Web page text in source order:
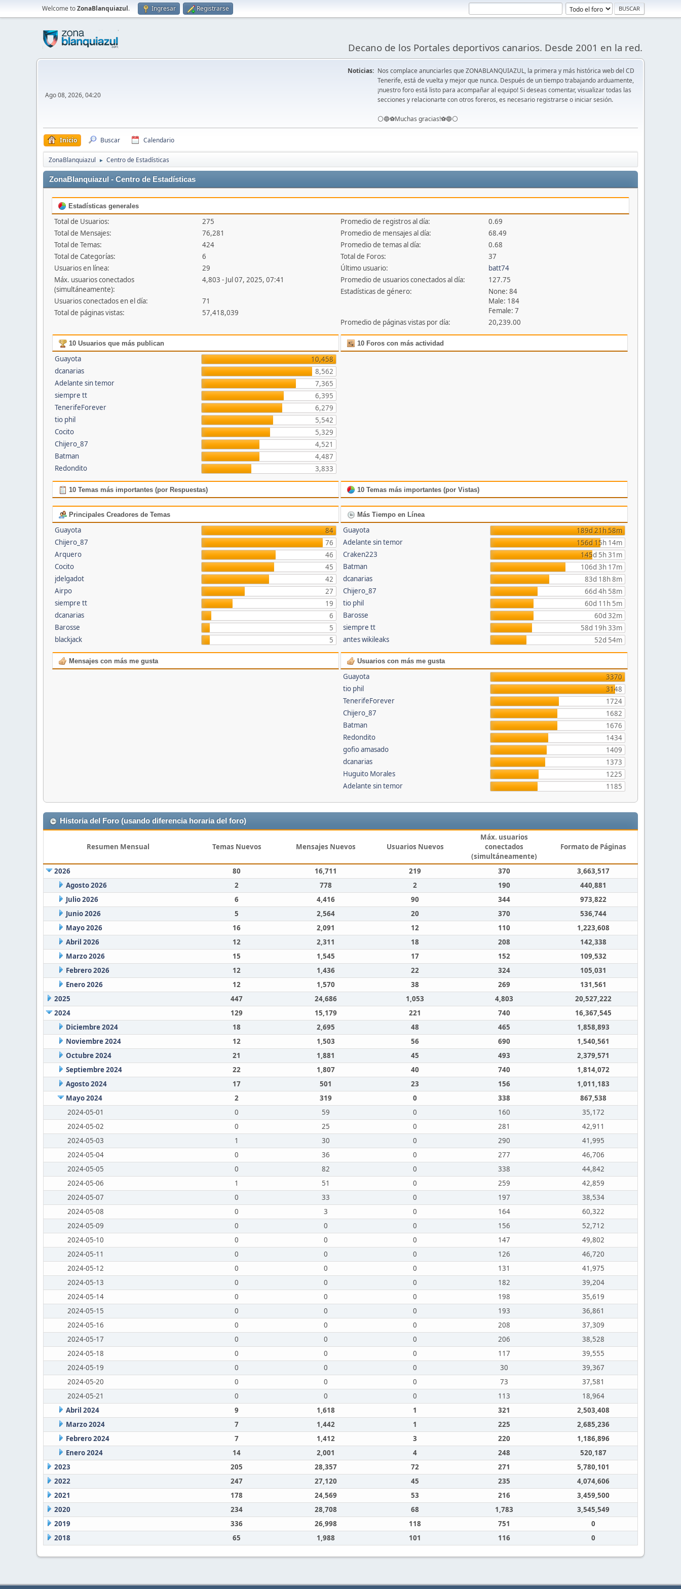
Welcome toZonaBlanquiazul. Ingresar Registrarse
Decano de los Portales deportivos canarios. Desde 2001 en la red.
Ago 08, 2026, 04:20
Noticias: Nos complace anunciarles que ZONABLANQUIAZUL, la primera y más histórica web del CD
Tenerife, está de vuelta y mejor que nunca. Después de un tiempo trabajando arduamente,
¡nuestro foro está listo para acompañar al equipo! Si deseas comentar, visualizar todas las
secciones y relacionarte con otros foreros, es necesario registrarse o iniciar sesión.
⚪️🔵⚽️Muchas gracias!⚽️🔵⚪️
Inicio Buscar Calendario
ZonaBlanquiazul ► Centro de Estadísticas
ZonaBlanquiazul - Centro de Estadísticas
Estadísticas generales
Total de Usuarios:
275
Total de Mensajes:
76,281
Total de Temas:
424
Total de Categorías:
6
Usuarios en línea:
29
Máx. usuarios conectados
(simultáneamente):
4,803 - Jul 07, 2025, 07:41
Usuarios conectados en el día:
71
Total de páginas vistas:
57,418,039
Promedio de registros al día:
0.69
Promedio de mensajes al día:
68.49
Promedio de temas al día:
0.68
Total de Foros:
37
Último usuario:
batt74
Promedio de usuarios conectados al día:
127.75
Estadísticas de género:
None: 84
Male: 184
Female: 7
Promedio de páginas vistas por día:
20,239.00
10 Usuarios que más publican
Guayota
10,458
dcanarias
8,562
Adelante sin temor
7,365
siempre tt
6,395
TenerifeForever
6,279
tio phil
5,542
Cocito
5,329
Chijero_87
4,521
Batman
4,487
Redondito
3,833
10 Foros con más actividad
10 Temas más importantes (por Respuestas) 10 Temas más importantes (por Vistas)
Principales Creadores de Temas
Guayota
84
Chijero_87
76
Arquero
46
Cocito
45
jdelgadot
42
Airpo
27
siempre tt
19
dcanarias
6
Barosse
5
blackjack
5
Más Tiempo en Línea
Guayota
189d 21h 58m
Adelante sin temor
156d 15h 14m
Craken223
145d 5h 31m
Batman
106d 3h 17m
dcanarias
83d 18h 8m
Chijero_87
66d 4h 58m
tio phil
60d 11h 5m
Barosse
60d 32m
siempre tt
58d 19h 33m
antes wikileaks
52d 54m
Mensajes con más me gusta Usuarios con más me gusta
Guayota
3370
tio phil
3148
TenerifeForever
1724
Chijero_87
1682
Batman
1676
Redondito
1434
gofio amasado
1409
dcanarias
1373
Huguito Morales
1225
Adelante sin temor
1185
Historia del Foro (usando diferencia horaria del foro)
Resumen Mensual Temas Nuevos Mensajes Nuevos Usuarios Nuevos
Máx. usuarios
conectados
(simultáneamente)
Formato de Páginas
2026 80 16,711 219 370
3,663,517
Agosto 2026
2 778 2 190
440,881
Julio 2026
6 4,416 90 344
973,822
Junio 2026
5 2,564 20 370
536,744
Mayo 2026
16 2,091 12 110
1,223,608
Abril 2026
12 2,311 18 208
142,338
Marzo 2026
15 1,545 17 152
109,532
Febrero 2026
12 1,436 22 324
105,031
Enero 2026
12 1,570 38 269
131,561
2025
447 24,686 1,053 4,803
20,527,222
2024
129 15,179 221 740
16,367,545
Diciembre 2024
18 2,695 48 465
1,858,893
Noviembre 2024
12 1,503 56 690
1,540,561
Octubre 2024
21 1,881 45 493
2,379,571
Septiembre 2024
22 1,807 40 740
1,814,072
Agosto 2024
17 501 23 156
1,011,183
Mayo 2024
2 319 0 338
867,538
2024-05-01
0 59 0 160
35,172
2024-05-02
0 25 0 281
42,911
2024-05-03
1 30 0 290
41,995
2024-05-04
0 36 0 277
46,706
2024-05-05
0 82 0 338
44,842
2024-05-06
1 51 0 259
42,859
2024-05-07
0 33 0 197
38,534
2024-05-08
0 3 0 164
60,322
2024-05-09
0 0 0 156
52,712
2024-05-10
0 0 0 147
49,802
2024-05-11
0 0 0 126
46,720
2024-05-12
0 0 0 131
41,975
2024-05-13
0 0 0 182
39,204
2024-05-14
0 0 0 198
35,619
2024-05-15
0 0 0 193
36,861
2024-05-16
0 0 0 208
37,309
2024-05-17
0 0 0 206
38,528
2024-05-18
0 0 0 117
39,555
2024-05-19
0 0 0 30
39,367
2024-05-20
0 0 0 73
37,581
2024-05-21
0 0 0 113
18,964
Abril 2024
9 1,618 1 321
2,503,408
Marzo 2024
7 1,442 1 225
2,685,236
Febrero 2024
7 1,412 3 220
1,186,896
Enero 2024
14 2,001 4 248
520,187
2023
205 28,357 72 271
5,780,101
2022
247 27,120 45 235
4,074,606
2021
178 24,569 53 216
3,459,500
2020
234 28,708 68 1,783
3,545,549
2019
336 26,998 118 751
0
2018
65 1,988 101 116 0